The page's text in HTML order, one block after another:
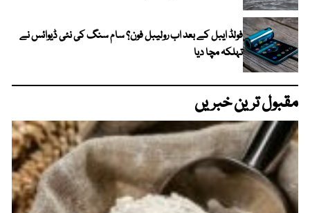
فولڈ ایبل کے بعد اب رولیبل فون؟ سام سنگ کی نئی ڈیوائس نے
تہلکہ مچا دیا
مقبول ترین خبریں